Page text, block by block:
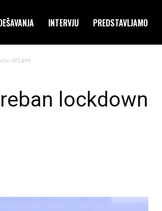
INTERVJU PREDSTAVLJAMO
države
lockdown